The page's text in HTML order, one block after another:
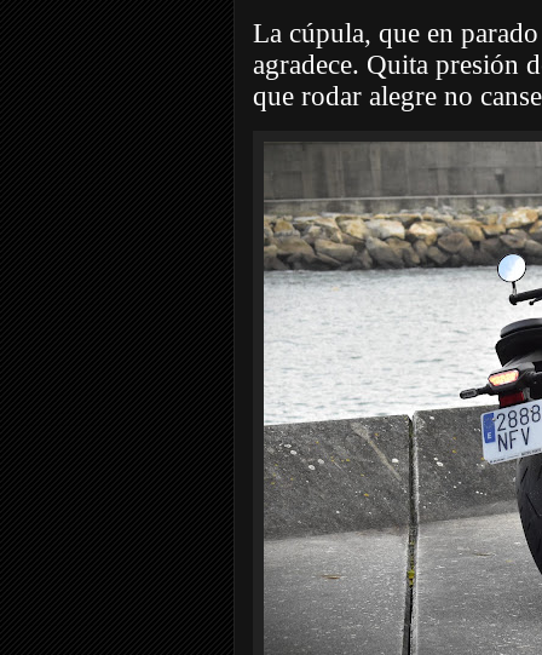
La cúpula, que en
agradece. Quita presión
que rodar alegre no canse